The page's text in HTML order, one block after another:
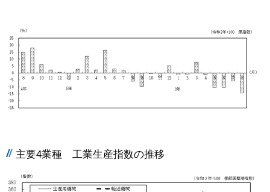
主要4業種 工業生産指数の推移